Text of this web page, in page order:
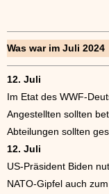
Was war im Juli 2024
12. Juli
Im Etat des WWF-
Angestellten sollten
Abteilungen sollten
12. Juli
US-Präsident Biden
NATO-Gipfel auch